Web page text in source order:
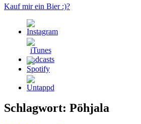
Kauf mir ein Bier :)?
Schlagwort: Pöhjala